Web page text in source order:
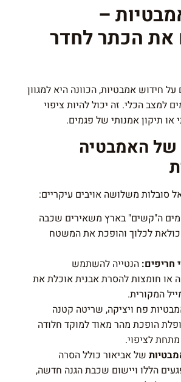
–
את הכתר לחדר
חידוש אמבטיות, הכוונה היא למגוון
למצב הכלי. זה יכול להיות ציפוי
או תיקון אמנותי של פגמים.
של האמבטיה
סובלות משלושה אויבים עיקריים:
ה"קשים" בארץ משאירים שכבה
לכלוך והופכת את המשטח
חריפים:הנטייה להשתמש
או חומצות להסרת אבנית אוכלת את
המקורית.
פח ויציקה, שריטה קטנה
הופכת מהר מאוד למוקד חלודה
לציפוי.
של אביאור כולל הסרה
הללו ויישום שכבת הגנה חדשה,